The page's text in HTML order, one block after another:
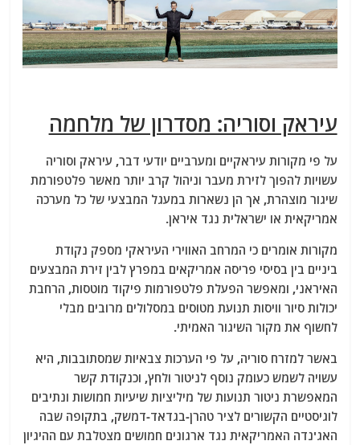
עיראק וסוריה: מסדרון של מלחמה
על פי מקורות עיראקיים ומערביים יודעי דבר, עיראק וסוריה
עשויות להפוך לזירת מעבר וניהול קרב יותר מאשר פלטפורמת
שיגור מוצהרת, אך הן נשארות במעגל המבצעי של כל מערכה
אמריקאית או ישראלית נגד איראן.
מקורות אומרים כי המרחב האווירי העיראקי מספק נקודת
ביניים בין בסיסי פריסה אמריקאים במפרץ לבין זירת המבצעים
האיראני, ומאפשר הפעלת פלטפורמות פיקוד מוטסות, הרחבת
יכולות סיור וויסות תנועת מטוסים במסלולים מרובים מבלי
לחשוף את מקור השיגור האמיתי.
באשר למזרח סוריה, על פי הערכות צבאיות שמסתובבות, היא
עשויה לשמש כעומק נוסף לניטור ולחץ, וכנקודת קשר
המאפשרת ניטור תנועות של מיליציות שיעיות חמושות ונתיבים
לוגיסטיים הקשורים לציר טהרן-בגדאד-דמשק, בתקופה שבה
האג'נדה האמריקאית נגד ארגונים חמושים מצטלבת עם ההיגיון